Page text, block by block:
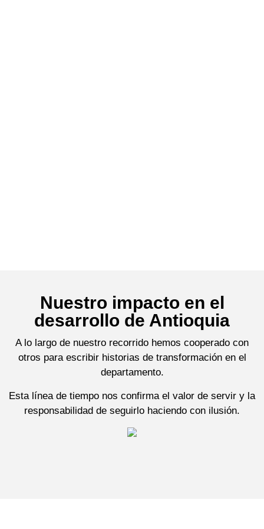
Nuestro impacto en el
desarrollo de Antioquia
A lo largo de nuestro recorrido hemos cooperado con
otros para escribir historias de transformación en el
departamento.
Esta línea de tiempo nos confirma el valor de servir y la
responsabilidad de seguirlo haciendo con ilusión.